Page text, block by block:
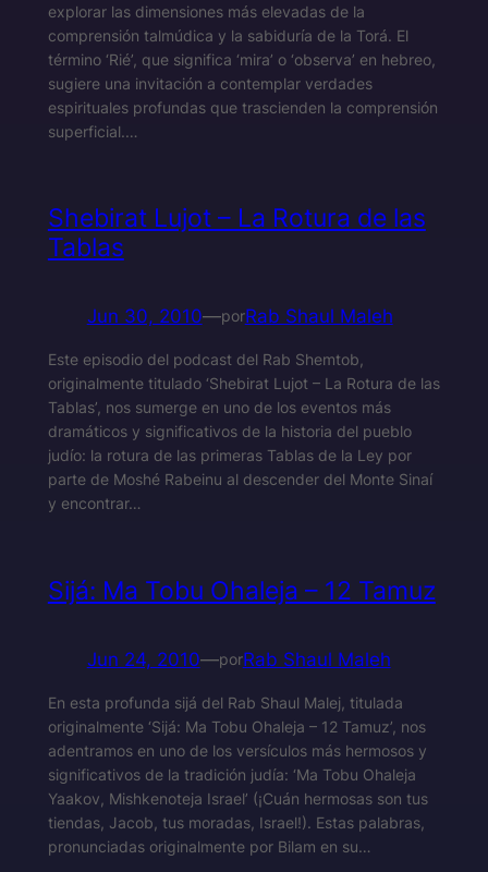
explorar las dimensiones más elevadas de la
comprensión talmúdica y la sabiduría de la Torá. El
término ‘Rié’, que significa ‘mira’ o ‘observa’ en hebreo,
sugiere una invitación a contemplar verdades
espirituales profundas que trascienden la comprensión
superficial.…
Shebirat Lujot – La Rotura de las
Tablas
Jun 30, 2010—porRab Shaul Maleh
Este episodio del podcast del Rab Shemtob,
originalmente titulado ‘Shebirat Lujot – La Rotura de las
Tablas’, nos sumerge en uno de los eventos más
dramáticos y significativos de la historia del pueblo
judío: la rotura de las primeras Tablas de la Ley por
parte de Moshé Rabeinu al descender del Monte Sinaí
y encontrar…
Sijá: Ma Tobu Ohaleja – 12 Tamuz
Jun 24, 2010—porRab Shaul Maleh
En esta profunda sijá del Rab Shaul Malej, titulada
originalmente ‘Sijá: Ma Tobu Ohaleja – 12 Tamuz’, nos
adentramos en uno de los versículos más hermosos y
significativos de la tradición judía: ‘Ma Tobu Ohaleja
Yaakov, Mishkenoteja Israel’ (¡Cuán hermosas son tus
tiendas, Jacob, tus moradas, Israel!). Estas palabras,
pronunciadas originalmente por Bilam en su…